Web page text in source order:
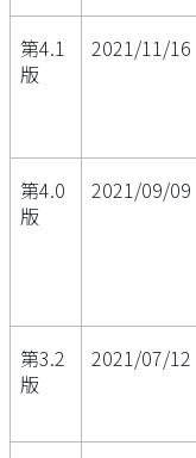
第4.1
版
2021/11/16
第4.0
版
2021/09/09
第3.2
版
2021/07/12